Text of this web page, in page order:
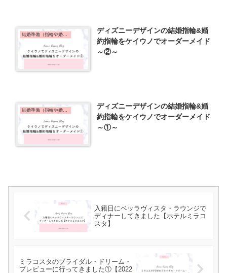
結婚準備（指輪や婚姻届）
ディズニーデザインの結婚指輪&婚
約指輪をケイウノでオーダーメイド
～②～
結婚準備（指輪や婚姻届）
ディズニーデザインの結婚指輪&婚
約指輪をケイウノでオーダーメイド
～①～
入籍日にベッラヴィスタ・ラウンジで
ディナーしてきました【ホテルミラコ
スタ】
ミラコスタのブライダル・ドリーム・
プレビューに行ってきました①【2022